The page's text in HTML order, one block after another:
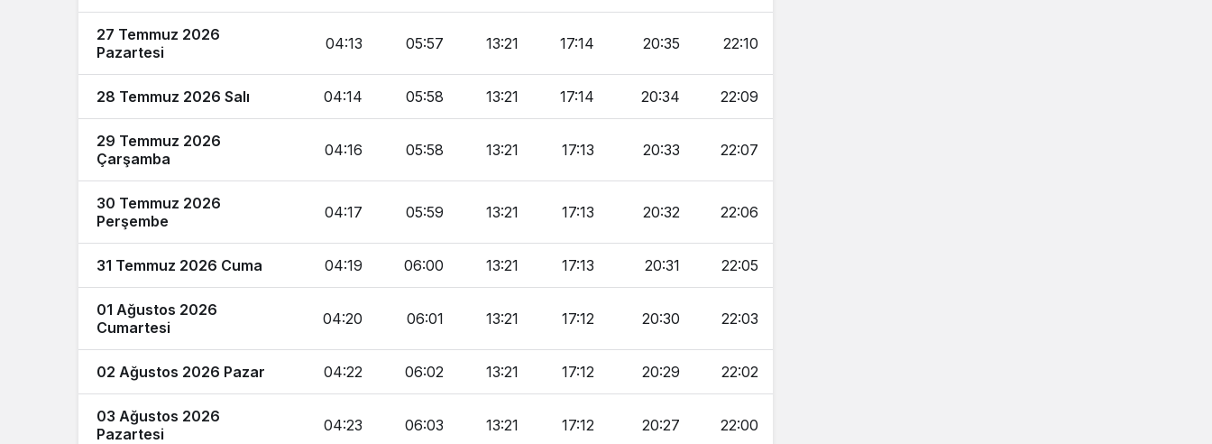
27 Temmuz 2026
Pazartesi
04:13 05:57 13:21 17:14 20:35 22:10
28 Temmuz 2026 Salı 04:14 05:58 13:21 17:14 20:34 22:09
29 Temmuz 2026
Çarşamba
04:16 05:58 13:21 17:13 20:33 22:07
30 Temmuz 2026
Perşembe
04:17 05:59 13:21 17:13 20:32 22:06
31 Temmuz 2026 Cuma 04:19 06:00 13:21 17:13 20:31 22:05
01 Ağustos 2026
Cumartesi
04:20 06:01 13:21 17:12 20:30 22:03
02 Ağustos 2026 Pazar 04:22 06:02 13:21 17:12 20:29 22:02
03 Ağustos 2026
Pazartesi
04:23 06:03 13:21 17:12 20:27 22:00